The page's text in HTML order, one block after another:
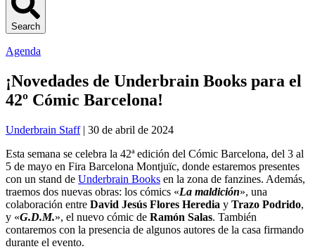
Search
Agenda
¡Novedades de Underbrain Books para el
42º Cómic Barcelona!
Underbrain Staff| 30 de abril de 2024
Esta semana se celebra la 42ª edición del Cómic Barcelona, del 3 al
5 de mayo en Fira Barcelona Montjuïc, donde estaremos presentes
con un stand de Underbrain Books en la zona de fanzines. Además,
traemos dos nuevas obras: los cómics «La maldición», una
colaboración entre David Jesús Flores Heredia y Trazo Podrido,
y «G.D.M.», el nuevo cómic de Ramón Salas. También
contaremos con la presencia de algunos autores de la casa firmando
durante el evento.